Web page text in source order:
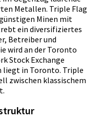
Metallen. Triple Flag
Minen mit
ein diversifiziertes
Betreiber und
wird an der Toronto
Stock Exchange
liegt in Toronto. Triple
zwischen klassischem